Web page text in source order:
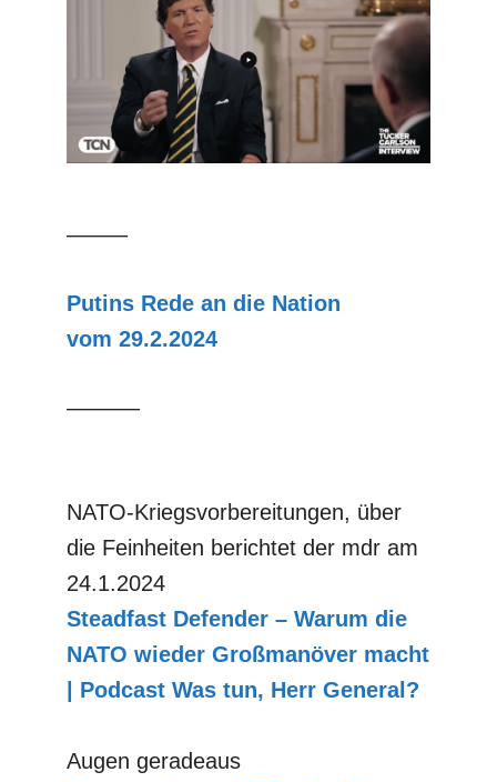
–––––
Putins Rede an die Nation
vom 29.2.2024
––––––
NATO-Kriegsvorbereitungen, über
die Feinheiten berichtet der mdr am
24.1.2024
Steadfast Defender – Warum die
NATO wieder Großmanöver macht
| Podcast Was tun, Herr General?
Augen geradeaus